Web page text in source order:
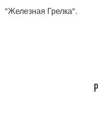
"Железная Грелка".